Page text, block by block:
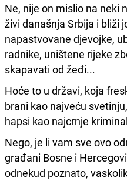
Ne, nije on mislio na neki
živi današnja Srbija i bliži
napastvovane djevojke,
radnike, uništene rijeke
skapavati od žeđi...
Hoće to u državi, koja
brani kao najveću
hapsi kao najcrnje
Nego, je li vam sve ovo
građani Bosne i
odnekud poznato,